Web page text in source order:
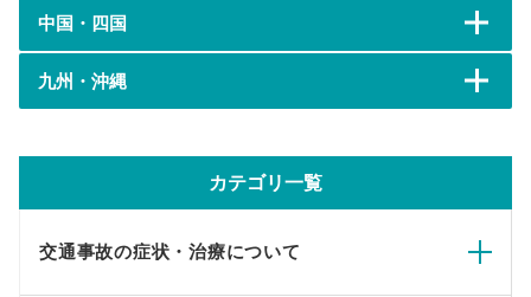
中国・四国
九州・沖縄
カテゴリ一覧
交通事故の症状・治療について